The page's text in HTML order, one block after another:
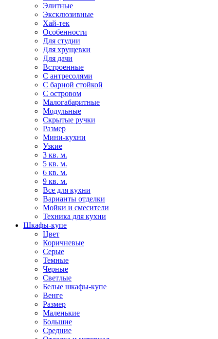
Элитные
Эксклюзивные
Хай-тек
Особенности
Для студии
Для хрущевки
Для дачи
Встроенные
С антресолями
С барной стойкой
С островом
Малогабаритные
Модульные
Скрытые ручки
Размер
Мини-кухни
Узкие
3 кв. м.
5 кв. м.
6 кв. м.
9 кв. м.
Все для кухни
Варианты отделки
Мойки и смесители
Техника для кухни
Шкафы-купе
Цвет
Коричневые
Серые
Темные
Черные
Светлые
Белые шкафы-купе
Венге
Размер
Маленькие
Большие
Средние